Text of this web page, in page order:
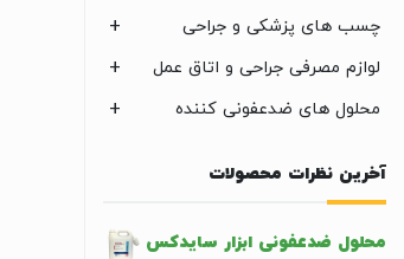
چسب های پزشکی و جراحی
لوازم مصرفی جراحی و اتاق عمل
محلول های ضدعفونی کننده
آخرین نظرات محصولات
محلول ضدعفونی ابزار سایدکس